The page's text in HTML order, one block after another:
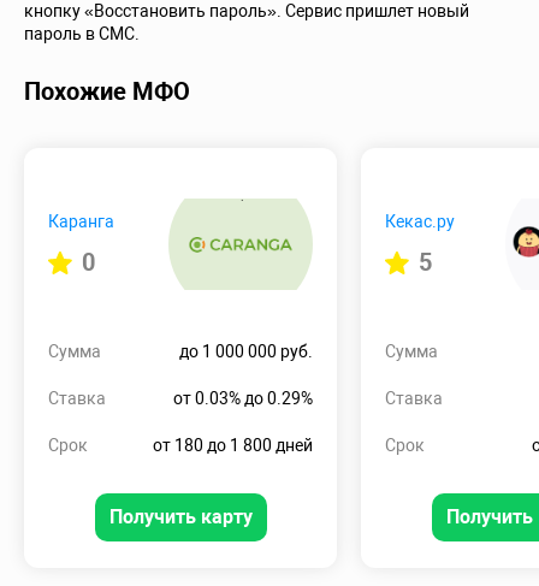
кнопку «Восстановить пароль». Сервис пришлет новый
пароль в СМС.
Похожие МФО
Каранга
0
Сумма до 1 000 000 руб.
Ставка от 0.03% до 0.29%
Срок от 180 до 1 800 дней
Получить карту
Кекас.ру
5
Сумма
Ставка
Срок
Получить